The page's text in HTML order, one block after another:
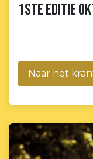
1ste editie
Naar het